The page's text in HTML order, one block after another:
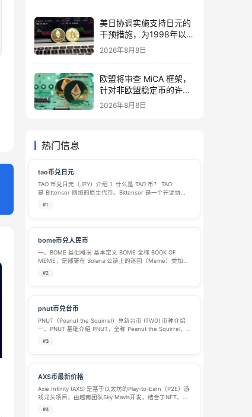
美日协调实施支持日元的
干预措施，为1998年以来
首次
2026年8月8日
欧盟将审查 MiCA 框架，
针对非欧盟稳定币的许可
制度
2026年8月8日
热门信息
tao币兑日元
TAO 币兑日元（JPY）介绍 1. 什么是 TAO 币？ TAO
是 Bittensor 网络的原生代币。Bittensor 是一个开源协
议，旨在利用区块链技术构建一个去中心化的机器学习网
#1
bome币兑人民币
一、BOME 基础概况 基本定义 BOME 全称 BOOK OF
MEME，是部署在 Solana 公链上的迷因（Meme）类加密
代币，由加密创作者 Darkfarms1 推出，项目最初定位为去
#2
pnut币兑台币
PNUT（Peanut the Squirrel）兑新台币 (TWD) 币种介绍
一、PNUT 基础介绍 PNUT，全称 Peanut the Squirrel，
市场俗称松鼠币，是搭建在 Solana 公链上的 Meme 模因
#3
AXS币最新价格
Axie Infinity (AXS) 是基于以太坊的Play-to-Earn（P2E）游
戏龙头项目，由越南团队Sky Mavis开发，结合了NFT、区
块链游戏和去中心化经济。AXS是其原生治理代币，用于游
#4